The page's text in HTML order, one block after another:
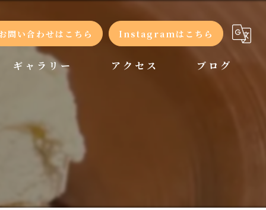
問い合わせはこちら Instagramはこちら
ギャラリー アクセス ブログ